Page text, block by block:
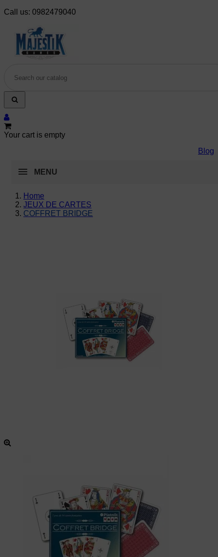
Call us: 0982479040
Your cart is empty
Blog
MENU
Home
JEUX DE CARTES
COFFRET BRIDGE